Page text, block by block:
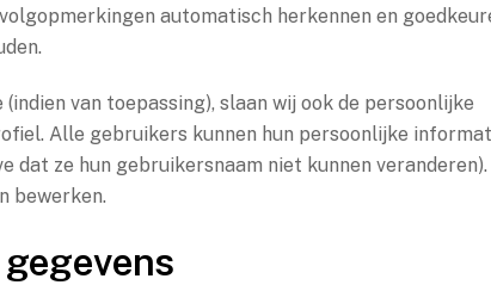
automatisch herkennen en
van toepassing), slaan wij ook de persoonlijke
Alle gebruikers kunnen hun persoonlijke
dat ze hun gebruikersnaam niet kunnen veranderen).
bewerken.